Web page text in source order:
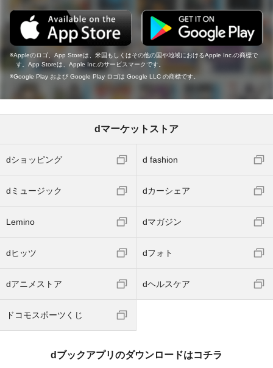
Appleのロゴ、App Storeは、米国もしくはその他の国や地域におけるApple Inc.の商標で
す。App Storeは、Apple Inc.のサービスマークです。
Google Play および Google Play ロゴは Google LLC の商標です。
dマーケットストア
dショッピング d fashion
dミュージック dカーシェア
Lemino dマガジン
dヒッツ dフォト
dアニメストア dヘルスケア
ドコモスポーツくじ
dブックアプリのダウンロードはコチラ